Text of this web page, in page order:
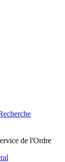
de l'Ordre